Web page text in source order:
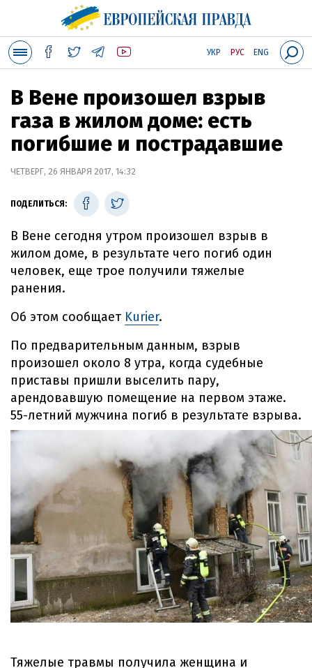
УКР РУС ENG
В Вене произошел взрыв
газа в жилом доме: есть
погибшие и пострадавшие
ЧЕТВЕРГ, 26 ЯНВАРЯ 2017, 14:32
ПОДЕЛИТЬСЯ:
В Вене сегодня утром произошел взрыв в
жилом доме, в результате чего погиб один
человек, еще трое получили тяжелые
ранения.
Об этом сообщает Kurier.
По предварительным данным, взрыв
произошел около 8 утра, когда судебные
приставы пришли выселить пару,
арендовавшую помещение на первом этаже.
55-летний мужчина погиб в результате взрыва.
Тяжелые травмы получила женщина и